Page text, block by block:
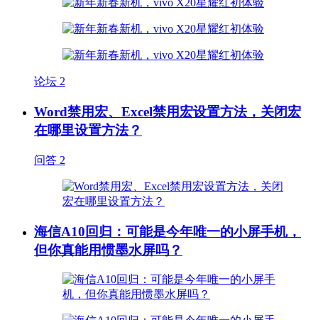
论坛 2
Word禁用宏、Excel禁用宏设置方法，关闭宏
在哪里设置方法？
问答 2
海信A10回归：可能是今年唯一的小屏手机，
但你真能用惯墨水屏吗？